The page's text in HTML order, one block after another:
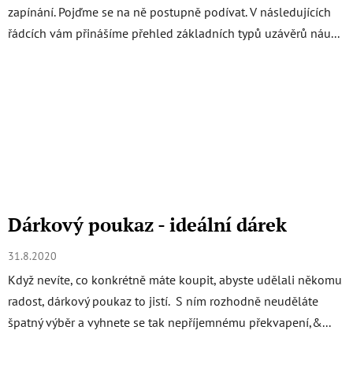
zapínání. Pojďme se na ně postupně podívat. V následujících
řádcích vám přinášíme přehled základních typů uzávěrů náu...
Dárkový poukaz - ideální dárek
31.8.2020
Když nevíte, co konkrétně máte koupit, abyste udělali někomu
radost, dárkový poukaz to jistí. S ním rozhodně neuděláte
špatný výběr a vyhnete se tak nepříjemnému překvapení,&...